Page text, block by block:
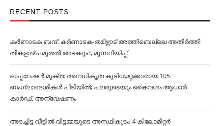
RECENT POSTS
കര്‍ണാടക ബന്ദ്; കര്‍ണാടക-തമിഴ്നാട് അത്തിബെല്ലെ അതിര്‍ത്തി
തിങ്കളാഴ്ച മുതല്‍ അടക്കും?, മുന്നറിയിപ്പ്
ഓപ്പറേഷൻ മുക്ത: അനധികൃത കുടിയേറ്റക്കാരായ 105
ബംഗ്ലാദേശികള്‍ പിടിയില്‍; പലരുടെയും കൈവശം ആധാര്‍
കാര്‍ഡ്, അന്വേഷണം
അടച്ചിട്ട വീട്ടില്‍ വീട്ടമ്മയുടെ അസ്ഥികൂടം; 4 കിലോമീറ്റര്‍